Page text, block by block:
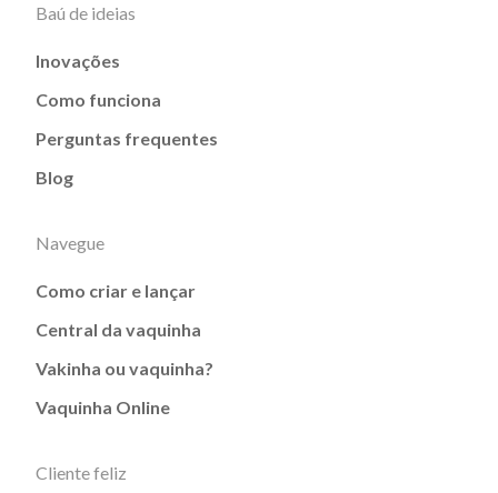
Baú de ideias
Inovações
Como funciona
Perguntas frequentes
Blog
Navegue
Como criar e lançar
Central da vaquinha
Vakinha ou vaquinha?
Vaquinha Online
Cliente feliz